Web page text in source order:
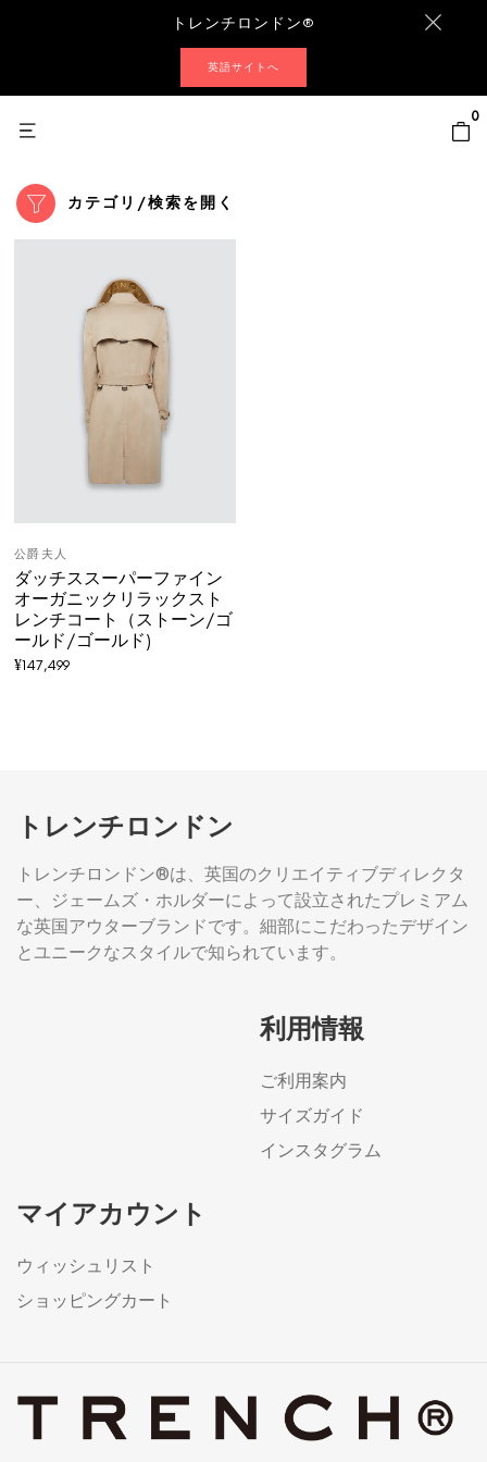
トレンチロンドン®
英語サイトへ
0
カテゴリ/検索を開く
公爵夫人
ダッチススーパーファイン
オーガニックリラックスト
レンチコート（ストーン/ゴ
ールド/ゴールド)
¥147,499
トレンチロンドン
トレンチロンドン®は、英国のクリエイティブディレクタ
ー、ジェームズ・ホルダーによって設立されたプレミアム
な英国アウターブランドです。細部にこだわったデザイン
とユニークなスタイルで知られています。
利用情報
ご利用案内
サイズガイド
インスタグラム
マイアカウント
ウィッシュリスト
ショッピングカート